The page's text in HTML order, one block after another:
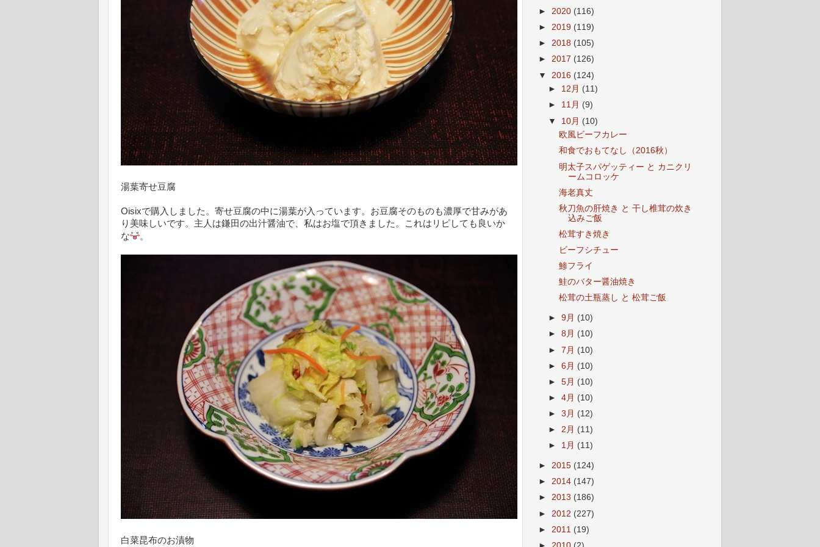
湯葉寄せ豆腐
Oisixで購入しました。寄せ豆腐の中に湯葉が入っています。お豆腐そのものも濃厚で甘みがあ
り美味しいです。主人は鎌田の出汁醤油で、私はお塩で頂きました。これはリピしても良いか
な
。
白菜昆布のお漬物
► 2020 (116)
► 2019 (119)
► 2018 (105)
► 2017 (126)
▼ 2016 (124)
► 12月 (11)
► 11月 (9)
▼ 10月 (10)
欧風ビーフカレー
和食でおもてなし（2016秋）
明太子スパゲッティー と カニクリ
ームコロッケ
海老真丈
秋刀魚の肝焼き と 干し椎茸の炊き
込みご飯
松茸すき焼き
ビーフシチュー
鯵フライ
鮭のバター醤油焼き
松茸の土瓶蒸し と 松茸ご飯
►9月 (10)
►8月 (10)
►7月 (10)
►6月 (10)
►5月 (10)
►4月 (10)
►3月 (12)
►2月 (11)
► 1月 (11)
► 2015 (124)
► 2014 (147)
► 2013 (186)
► 2012 (227)
► 2011 (19)